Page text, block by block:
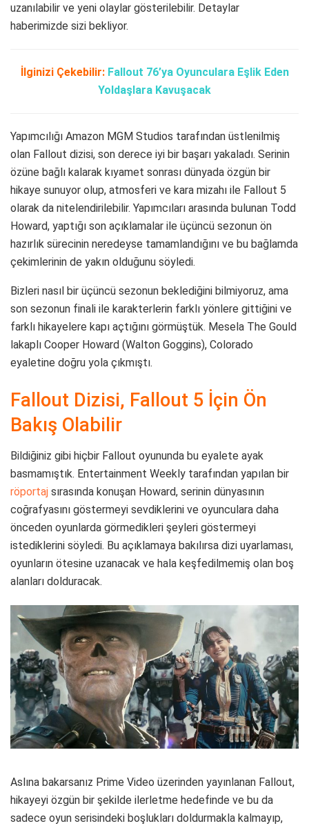
uzanılabilir ve yeni olaylar gösterilebilir. Detaylar
haberimizde sizi bekliyor.
İlginizi Çekebilir: Fallout 76’ya Oyunculara Eşlik Eden
Yoldaşlara Kavuşacak
Yapımcılığı Amazon MGM Studios tarafından üstlenilmiş
olan Fallout dizisi, son derece iyi bir başarı yakaladı. Serinin
özüne bağlı kalarak kıyamet sonrası dünyada özgün bir
hikaye sunuyor olup, atmosferi ve kara mizahı ile Fallout 5
olarak da nitelendirilebilir. Yapımcıları arasında bulunan Todd
Howard, yaptığı son açıklamalar ile üçüncü sezonun ön
hazırlık sürecinin neredeyse tamamlandığını ve bu bağlamda
çekimlerinin de yakın olduğunu söyledi.
Bizleri nasıl bir üçüncü sezonun beklediğini bilmiyoruz, ama
son sezonun finali ile karakterlerin farklı yönlere gittiğini ve
farklı hikayelere kapı açtığını görmüştük. Mesela The Gould
lakaplı Cooper Howard (Walton Goggins), Colorado
eyaletine doğru yola çıkmıştı.
Fallout Dizisi, Fallout 5 İçin Ön
Bakış Olabilir
Bildiğiniz gibi hiçbir Fallout oyununda bu eyalete ayak
basmamıştık. Entertainment Weekly tarafından yapılan bir
röportaj sırasında konuşan Howard, serinin dünyasının
coğrafyasını göstermeyi sevdiklerini ve oyunculara daha
önceden oyunlarda görmedikleri şeyleri göstermeyi
istediklerini söyledi. Bu açıklamaya bakılırsa dizi uyarlaması,
oyunların ötesine uzanacak ve hala keşfedilmemiş olan boş
alanları dolduracak.
Aslına bakarsanız Prime Video üzerinden yayınlanan Fallout,
hikayeyi özgün bir şekilde ilerletme hedefinde ve bu da
sadece oyun serisindeki boşlukları doldurmakla kalmayıp,